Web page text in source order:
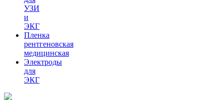
УЗИ
и
ЭКГ
Пленка
рентгеновская
медицинская
Электроды
для
ЭКГ